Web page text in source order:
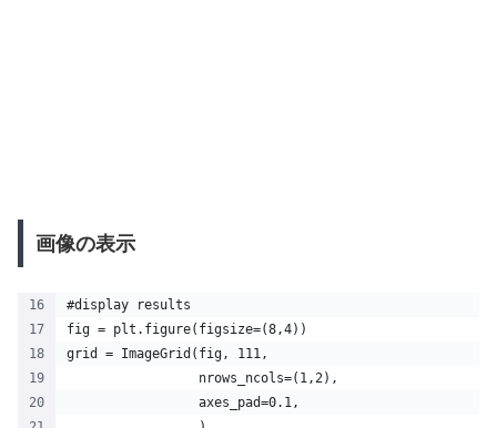
画像の表示
#display results
fig = plt.figure(figsize=(8,4))
grid = ImageGrid(fig, 111,
                 nrows_ncols=(1,2),
                 axes_pad=0.1,